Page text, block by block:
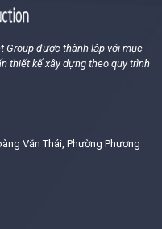
Group được thành lập với mục
thiết kế xây dựng theo quy trình
Văn Thái, Phường Phương